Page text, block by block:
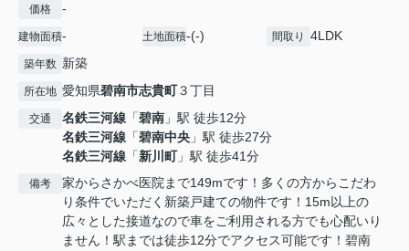
価格 -
建物面積- 土地面積-(-) 間取り 4LDK
築年数 新築
所在地 愛知県碧南市志貴町３丁目
交通 名鉄三河線 「碧南 」駅 徒歩12分
名鉄三河線 「碧南中央 」駅 徒歩27分
名鉄三河線 「新川町」駅 徒歩41分
備考
家からさかべ医院まで149mです！多くの方からこだわ
り条件でいただく新築戸建ての物件です！15m以上の
広々とした接道なので車をご利用される方でも心配いり
ません！駅までは徒歩12分でアクセス可能です！碧南